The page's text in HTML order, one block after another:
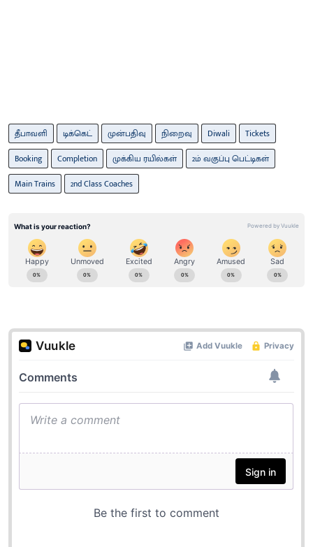
தீபாவளி டிக்கெட் முன்பதிவு நிறைவு Diwali
Tickets
Booking
Completion முக்கிய ரயில்கள்
2ம் வகுப்பு பெட்டிகள்
Main Trains
2nd Class Coaches